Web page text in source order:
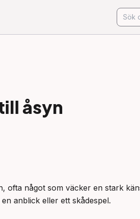
åsyn
ofta något som väcker en stark
anblick eller ett skådespel.